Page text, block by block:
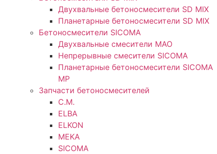
Двухвальные бетоносмесители SD MIX
Планетарные бетоносмесители SD MIX
Бетоносмесители SICOMA
Двухвальные смесители MAO
Непрерывные смесители SICOMA
Планетарные бетоносмесители SICOMA
MP
Запчасти бетоносмесителей
C.M.
ELBA
ELKON
MEKA
SICOMA